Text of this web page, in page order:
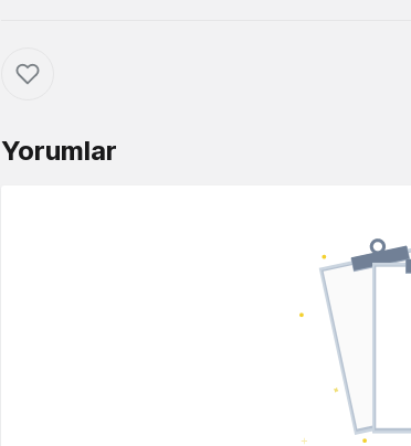
Yorumlar